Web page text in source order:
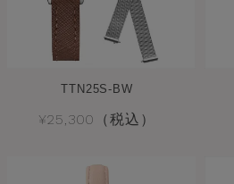
TTN25S-BW
¥25,300（税込）